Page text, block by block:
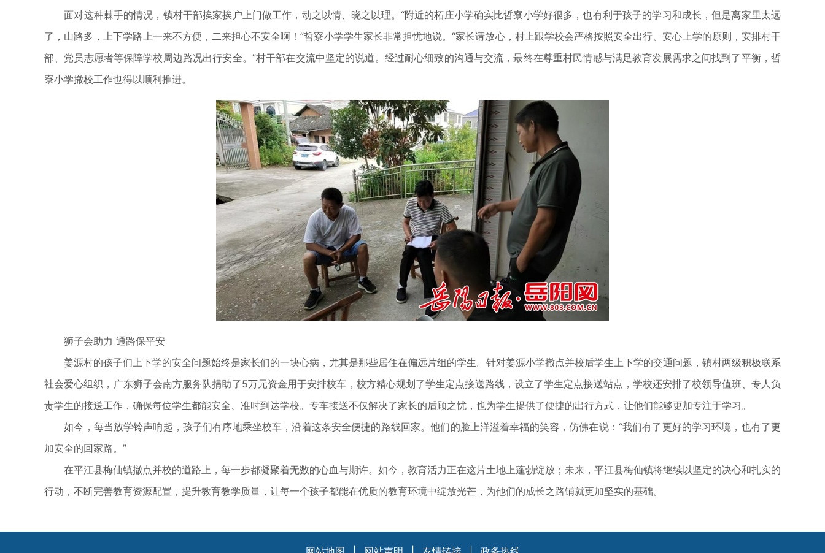
面对这种棘手的情况，镇村干部挨家挨户上门做工作，动之以情、晓之以理。“附近的柘庄小学确实比哲寮小学好很多，也有利于孩子的学习和成长，但是离家里太远
了，山路多，上下学路上一来不方便，二来担心不安全啊！”哲寮小学学生家长非常担忧地说。“家长请放心，村上跟学校会严格按照安全出行、安心上学的原则，安排村干
部、党员志愿者等保障学校周边路况出行安全。”村干部在交流中坚定的说道。经过耐心细致的沟通与交流，最终在尊重村民情感与满足教育发展需求之间找到了平衡，哲
寮小学撤校工作也得以顺利推进。
狮子会助力 通路保平安
姜源村的孩子们上下学的安全问题始终是家长们的一块心病，尤其是那些居住在偏远片组的学生。针对姜源小学撤点并校后学生上下学的交通问题，镇村两级积极联系
社会爱心组织，广东狮子会南方服务队捐助了5万元资金用于安排校车，校方精心规划了学生定点接送路线，设立了学生定点接送站点，学校还安排了校领导值班、专人负
责学生的接送工作，确保每位学生都能安全、准时到达学校。专车接送不仅解决了家长的后顾之忧，也为学生提供了便捷的出行方式，让他们能够更加专注于学习。
如今，每当放学铃声响起，孩子们有序地乘坐校车，沿着这条安全便捷的路线回家。他们的脸上洋溢着幸福的笑容，仿佛在说：“我们有了更好的学习环境，也有了更
加安全的回家路。”
在平江县梅仙镇撤点并校的道路上，每一步都凝聚着无数的心血与期许。如今，教育活力正在这片土地上蓬勃绽放；未来，平江县梅仙镇将继续以坚定的决心和扎实的
行动，不断完善教育资源配置，提升教育教学质量，让每一个孩子都能在优质的教育环境中绽放光芒，为他们的成长之路铺就更加坚实的基础。